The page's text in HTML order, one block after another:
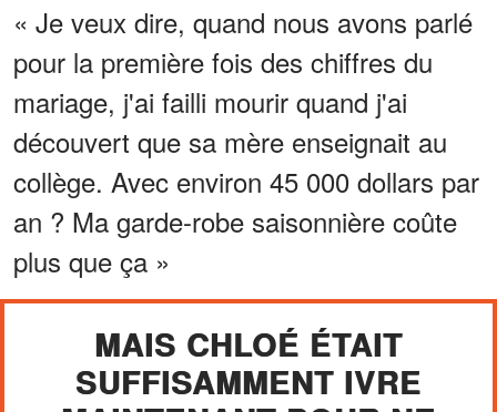
« Je veux dire, quand nous avons parlé
pour la première fois des chiffres du
mariage, j'ai failli mourir quand j'ai
découvert que sa mère enseignait au
collège. Avec environ 45 000 dollars par
an ? Ma garde-robe saisonnière coûte
plus que ça »
MAIS CHLOÉ ÉTAIT
SUFFISAMMENT IVRE